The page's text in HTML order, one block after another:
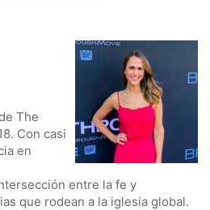
The
Con casi
en
entre la fe y
que rodean a la iglesia global.